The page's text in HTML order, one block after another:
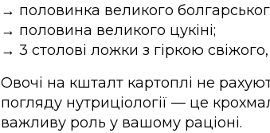
→ половинка великого
→ половина великого цукіні;
→ 3 столові ложки з гіркою
Овочі на кшталт картоплі не
погляду нутриціології — це
важливу роль у вашому раціоні.